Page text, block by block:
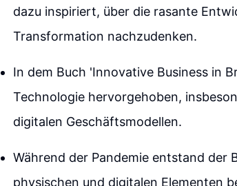
dazu inspiriert, über die rasante
Transformation nachzudenken.
In dem Buch 'Innovative Business in
Technologie hervorgehoben,
digitalen Geschäftsmodellen.
Während der Pandemie entstand der
physischen und digitalen Elementen